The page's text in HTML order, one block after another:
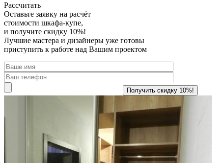
Рассчитать
Оставьте заявку на расчёт
стоимости шкафа-купе,
и получите скидку 10%!
Лучшие мастера и дизайнеры уже готовы
приступить к работе над Вашим проектом